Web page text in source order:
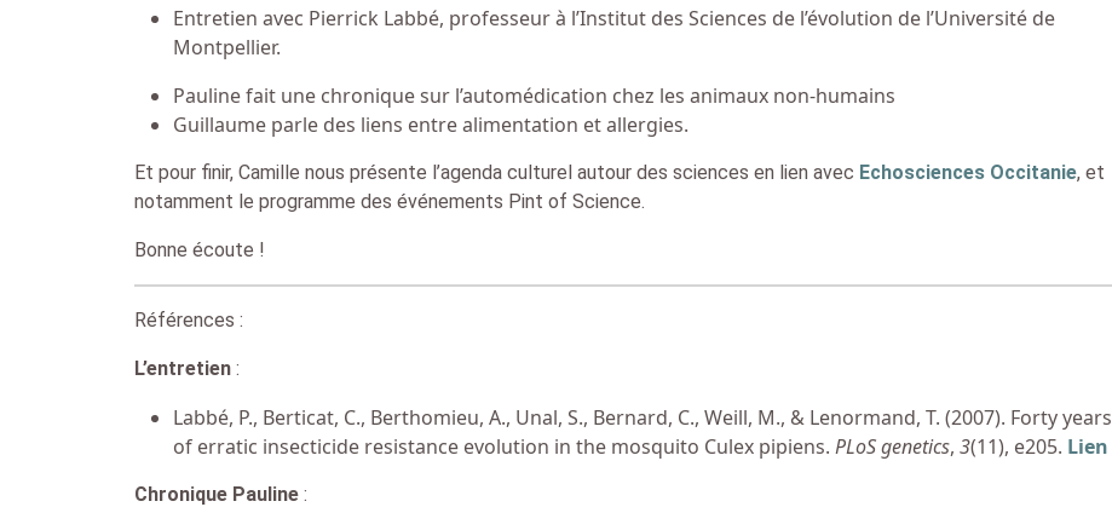
Entretien avec Pierrick Labbé, professeur à l’Institut des Sciences de l’évolution de l’Université de
Montpellier.
Pauline fait une chronique sur l’automédication chez les animaux non-humains
Guillaume parle des liens entre alimentation et allergies.
Et pour finir, Camille nous présente l’agenda culturel autour des sciences en lien avec Echosciences Occitanie, et
notamment le programme des événements Pint of Science.
Bonne écoute !
Références :
L’entretien :
Labbé, P., Berticat, C., Berthomieu, A., Unal, S., Bernard, C., Weill, M., & Lenormand, T. (2007). Forty years
of erratic insecticide resistance evolution in the mosquito Culex pipiens. PLoS genetics, 3(11), e205. Lien
Chronique Pauline :